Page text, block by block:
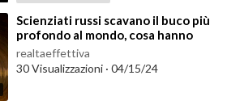
⁣Scienziati russi scavano il buco più
profondo al mondo, cosa hanno
scoperto?
realtaeffettiva
30 Visualizzazioni · 04/15/24